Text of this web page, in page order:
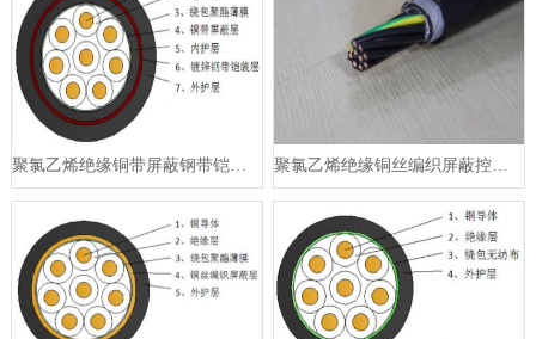
聚氯乙烯绝缘铜带屏蔽钢带铠装控制电缆